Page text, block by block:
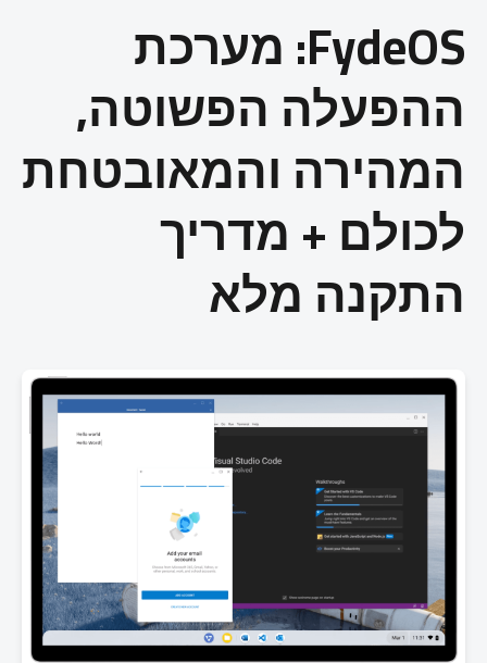
FydeOS: מערכת
ההפעלה הפשוטה,
המהירה והמאובטחת
לכולם + מדריך
התקנה מלא